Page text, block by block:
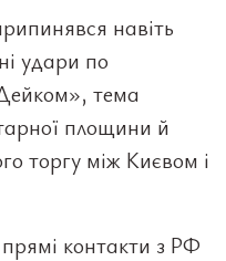
навіть
удари по
тема
площини й
торгу між Києвом і
контакти з РФ